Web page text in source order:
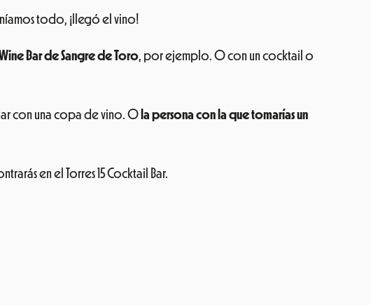
todo, ¡llegó el vino!
Bar de Sangre de Toro, por ejemplo. O con un cocktail o
con una copa de vino. O la persona con la que tomarías un
en el Torres 15 Cocktail Bar.